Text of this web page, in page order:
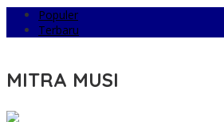
Populer
Terbaru
MITRA MUSI